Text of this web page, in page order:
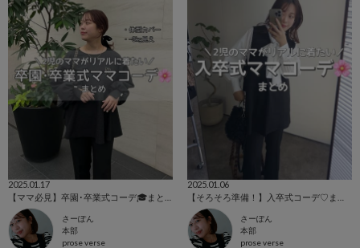
2025.01.17
さーぽん
本部
prose verse
2025.01.06
さーぽん
本部
prose verse